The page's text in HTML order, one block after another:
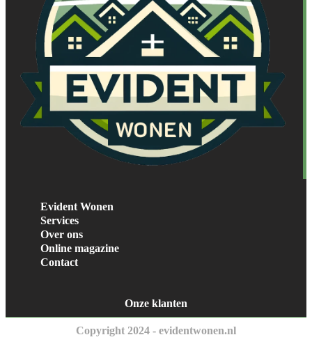
Evident Wonen
Services
Over ons
Online magazine
Contact
Onze klanten
Copyright 2024 - evidentwonen.nl